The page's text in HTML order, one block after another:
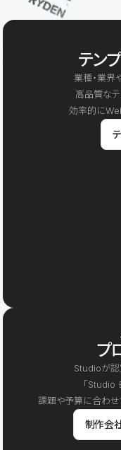
テン
業種・業界
高品質なテ
効率的に
プ
Studioが認
「Studio
課題や予算に合わせ
制作会